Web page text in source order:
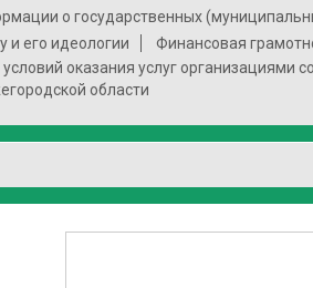
о государственных
и его идеологии
Финансовая
оказания услуг организациями
области